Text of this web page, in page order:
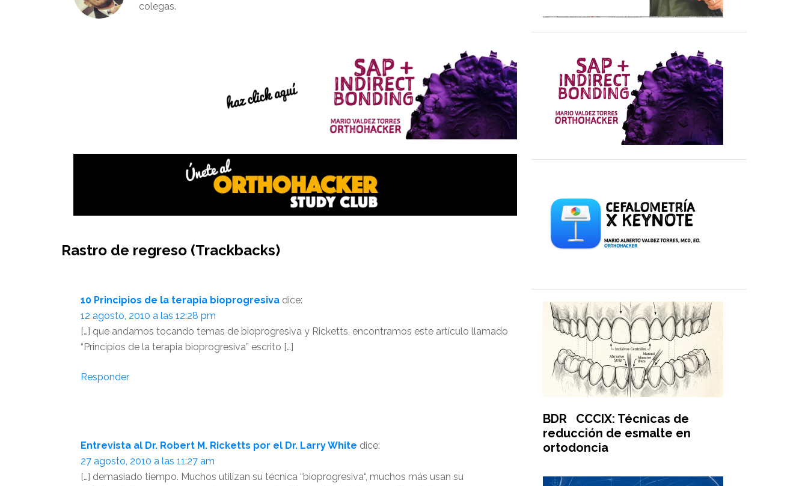
colegas.
Interacciones
lector
Rastro de regreso (Trackbacks)
10 Principios de la terapia bioprogresiva dice:
12 agosto, 2010 a las 12:28 pm
[…] que andamos tocando temas de bioprogresiva y Ricketts, encontramos este artículo llamado
“Principios de la terapia bioprogresiva” escrito […]
Responder
Entrevista al Dr. Robert M. Ricketts por el Dr. Larry White dice:
27 agosto, 2010 a las 11:27 am
[…] demasiado tiempo. Muchos utilizan su técnica “bioprogresiva“, muchos más usan su
BDR CCCIX: Técnicas de
reducción de esmalte en
ortodoncia